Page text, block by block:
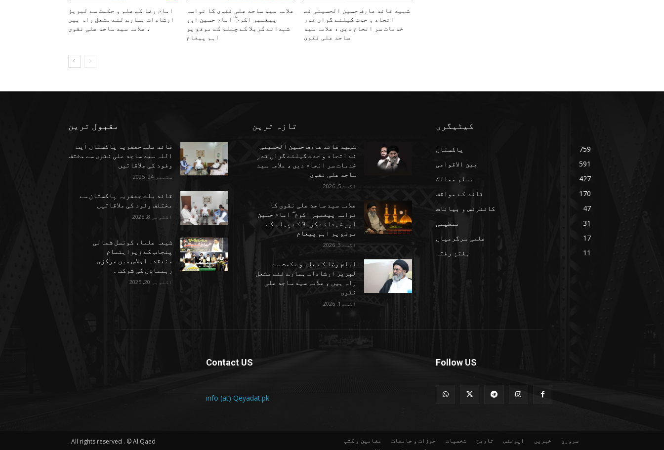
شہید قائد عارف حسین الحسینی نے
اتحاد و حدت کیلئے گراں قدر
خدمات سر انجام دیں ، علامہ سید
ساجد علی نقوی
علامہ سید ساجد علی نقوی کا نواسہ
پیغمبر اکرم ۖ امام حسین اور
شہدائے کربلا کے چہلم کے موقع پر
اہم پیغام
امام رضا کے علم و حکمت سے لبریز
ارشادات ہمارے لئے مشعل راہ ہیں
، علامہ سید ساجد علی نقوی
مقبول ترین
قائد ملت جعفریہ پاکستان آیت
اللہ سید ساجد علی نقوی سے مختف
وفود کی ملاقاتیں
ستمبر 24, 2025
قائد ملت جعفریہ پاکستان سے
مختلف وفود کی ملاقاتیں
اکتوبر 8, 2025
شیعہ علماء کونسل شمالی
پنجاب کے زیراہتمام
منعقدہ اجلاسِ میں مرکزی
رہنماؤں کی شرکت ۔
اکتوبر 20, 2025
تازہ ترین
شہید قائد عارف حسین الحسینی
نے اتحاد و حدت کیلئے گراں قدر
خدمات سر انجام دیں ، علامہ سید
ساجد علی نقوی
اگست 5, 2026
علامہ سید ساجد علی نقوی کا
نواسہ پیغمبر اکرم ۖ امام حسین
اور شہدائے کربلا کے چہلم کے
موقع پر اہم پیغام
اگست 3, 2026
امام رضا کے علم و حکمت سے
لبریز ارشادات ہمارے لئے مشعل
راہ ہیں ، علامہ سید ساجد علی
نقوی
اگست 1, 2026
کیٹیگری
پاکستان
759
بین الاقوامی
591
مسلم ممالک
427
قائد کے مواقف
170
کانفرنس و بیانات
47
تنظیمی
31
علمی سرگرمیاں
17
ہفتۂِ رفتہ
11
Contact US
info (at) Qeyadat.pk
Follow US
All rights reserved . © Al Qaed . سرورق خبریں ایونٹس تاریخ شخصیات حوزات و جامعات
مضامین و کتب